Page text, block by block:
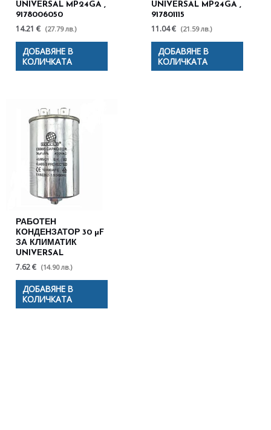
UNIVERSAL MP24GA ,
9178006050
14.21 € (27.79 лв.)
ДОБАВЯНЕ В
КОЛИЧКАТА
UNIVERSAL MP24GA ,
917801115
11.04 € (21.59 лв.)
ДОБАВЯНЕ В
КОЛИЧКАТА
РАБОТЕН
КОНДЕНЗАТОР 30 µF
ЗА КЛИМАТИК
UNIVERSAL
7.62 € (14.90 лв.)
ДОБАВЯНЕ В
КОЛИЧКАТА